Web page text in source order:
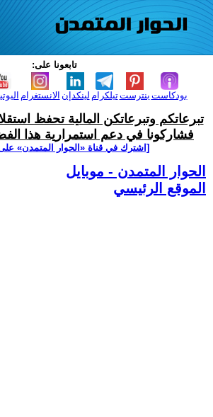
تابعونا على:
الانستغرام لينكدإن تيلكرامبنترست بودكاست
تبرعاتكم وتبرعاتكن المالية تحفظ
فشاركونا في دعم استمرارية هذا
[اشترك في قناة ‫«الحوار المتمدن»
الحوار المتمدن - موبايل
الموقع الرئيسي